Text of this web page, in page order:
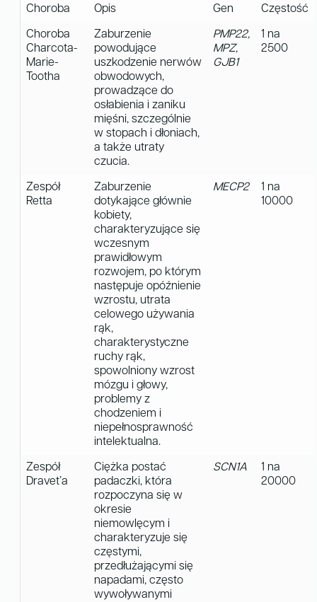
Choroba Opis Gen Częstość
Choroba
Charcota-
Marie-
Tootha
Zaburzenie
powodujące
uszkodzenie nerwów
obwodowych,
prowadzące do
osłabienia i zaniku
mięśni, szczególnie
w stopach i dłoniach,
a także utraty
czucia.
PMP22,
MPZ,
GJB1
1 na
2500
Zespół
Retta
Zaburzenie
dotykające głównie
kobiety,
charakteryzujące się
wczesnym
prawidłowym
rozwojem, po którym
następuje opóźnienie
wzrostu, utrata
celowego używania
rąk,
charakterystyczne
ruchy rąk,
spowolniony wzrost
mózgu i głowy,
problemy z
chodzeniem i
niepełnosprawność
intelektualna.
MECP2
1 na
10000
Zespół
Dravet’a
Ciężka postać
padaczki, która
rozpoczyna się w
okresie
niemowlęcym i
charakteryzuje się
częstymi,
przedłużającymi się
napadami, często
wywoływanymi
SCN1A
1 na
20000